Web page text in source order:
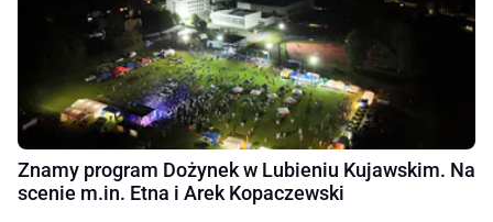
Znamy program Dożynek w Lubieniu Kujawskim. Na
scenie m.in. Etna i Arek Kopaczewski